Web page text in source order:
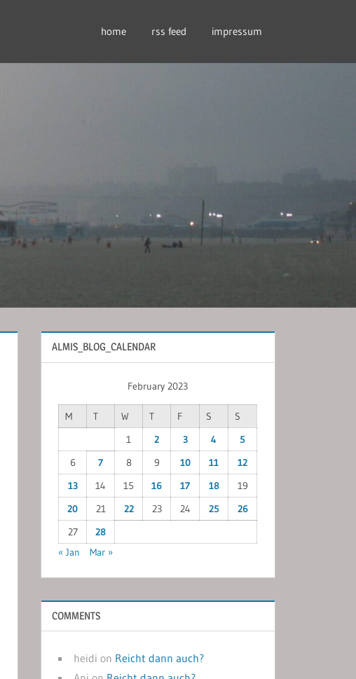
home rss feed impressum
ALMIS_BLOG_CALENDAR
February 2023
M T W T F S
S
1
2 3 4
5
6
7 8 9 10 11
12
13
14 15 16 17 18
19
20
21 22 23 24 25
26
27
28
« Jan
Mar »
COMMENTS
heidi on Reicht dann auch?